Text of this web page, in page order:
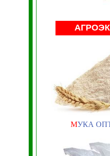
МУКА